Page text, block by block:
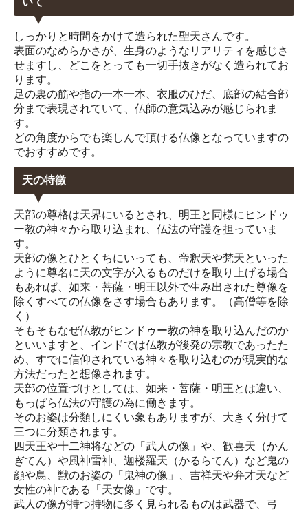
しっかりと時間をかけて造られた聖天さんです。
表面のなめらかさが、生身のようなリアリティを感じさ
せますし、どこをとっても一切手抜きがなく造られてお
ります。
足の裏の筋や指の一本一本、衣服のひだ、底部の結合部
分まで表現されていて、仏師の意気込みが感じられま
す。
どの角度からでも楽しんで頂ける仏像となっていますの
でおすすめです。
天の特徴
天部の尊格は天界にいるとされ、明王と同様にヒンドゥ
ー教の神々から取り込まれ、仏法の守護を担っていま
す。
天部の像とひとくちにいっても、帝釈天や梵天といった
ように尊名に天の文字が入るものだけを取り上げる場合
もあれば、如来・菩薩・明王以外で生み出された尊像を
除くすべての仏像をさす場合もあります。（高僧等を除
く）
そもそもなぜ仏教がヒンドゥー教の神を取り込んだのか
といいますと、インドでは仏教が後発の宗教であったた
め、すでに信仰されている神々を取り込むのが現実的な
方法だったと想像されます。
天部の位置づけとしては、如来・菩薩・明王とは違い、
もっぱら仏法の守護の為に働きます。
そのお姿は分類しにくい象もありますが、大きく分けて
三つに分類されます。
四天王や十二神将などの「武人の像」や、歓喜天（かん
ぎてん）や風神雷神、迦楼羅天（かるらてん）など鬼の
顔や鳥、獣のお姿の「鬼神の像」、吉祥天や弁才天など
女性の神である「天女像」です。
武人の像が持つ持物に多く見られるものは武器で、弓